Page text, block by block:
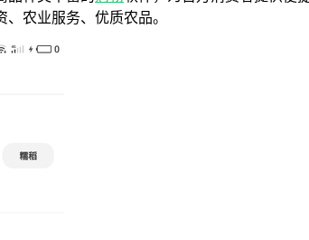
农业服务、优质农品。